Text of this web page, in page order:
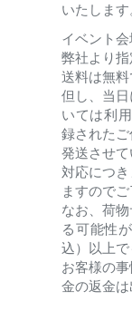
いたします
イベント
弊社より
送料は無料
但し、当
いては利
録された
発送させ
対応につ
ますのでご
なお、荷
る可能性
込）以上で
お客様の
金の返金は